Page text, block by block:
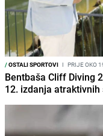
/OSTALI SPORTOVI I PRIJE OKO
Bentbaša Cliff Diving
12. izdanja atraktivnih